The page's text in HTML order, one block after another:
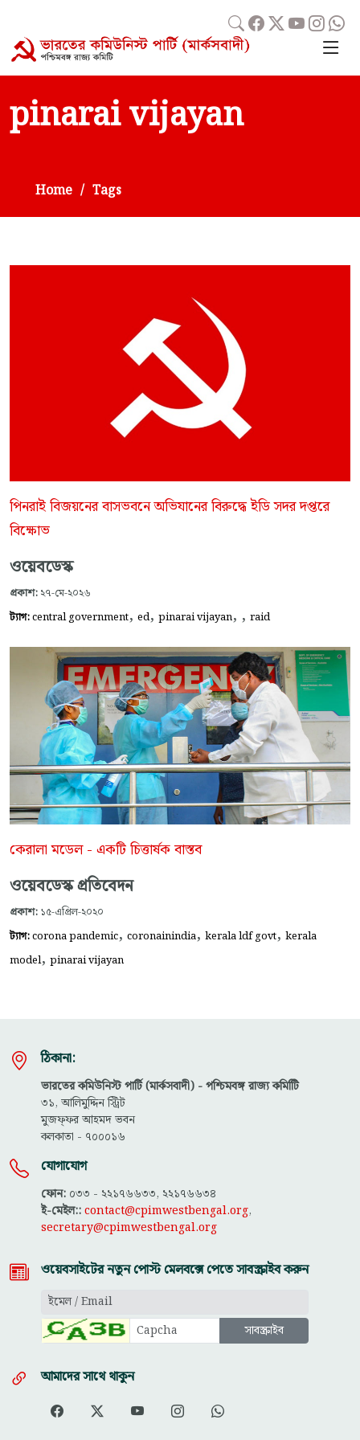
pinarai vijayan
Home Tags
পিনরাই বিজয়নের বাসভবনে অভিযানের বিরুদ্ধে ইডি সদর দপ্তরে
বিক্ষোভ
ওয়েবডেস্ক
প্রকাশ: ২৭-মে-২০২৬
ট্যাগ:central government, ed, pinarai vijayan, , raid
কেরালা মডেল - একটি চিত্তার্ষক বাস্তব
ওয়েবডেস্ক প্রতিবেদন
প্রকাশ: ১৫-এপ্রিল-২০২০
ট্যাগ:corona pandemic, coronainindia, kerala ldf govt, kerala
model, pinarai vijayan
ঠিকানা:
ভারতের কমিউনিস্ট পার্টি (মার্কসবাদী) - পশ্চিমবঙ্গ রাজ্য কমিটিি
৩১, আলিমুদ্দিন স্ট্রিট
মুজফ্ফ‌র আহমদ ভবন
কলকাতা - ৭০০০১৬
যোগাযোগ
ফোন: ০৩৩ - ২২১৭৬৬৩৩, ২২১৭৬৬৩৪
ই-মেইল::contact@cpimwestbengal.org,
secretary@cpimwestbengal.org
ওয়েবসাইটের নতুন পোস্ট মেলবক্সে পেতে সাবস্ক্রাইব করুন
আমাদের সাথে থাকুন